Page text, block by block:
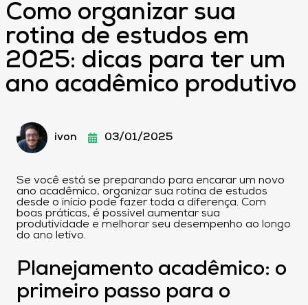
Como organizar sua
rotina de estudos em
2025: dicas para ter um
ano acadêmico produtivo
ivon 03/01/2025
Se você está se preparando para encarar um novo
ano acadêmico, organizar sua rotina de estudos
desde o início pode fazer toda a diferença. Com
boas práticas, é possível aumentar sua
produtividade e melhorar seu desempenho ao longo
do ano letivo.
Planejamento acadêmico: o
primeiro passo para o